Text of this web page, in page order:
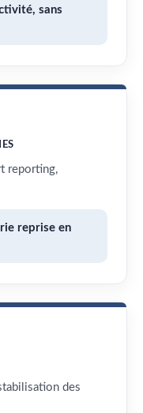
sans
reporting,
reprise en
des